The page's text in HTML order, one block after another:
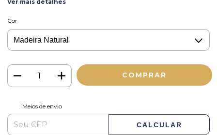
Ver mais detalhes
Cor
Entregas para o CEP:
Meios de envio
CALCULAR